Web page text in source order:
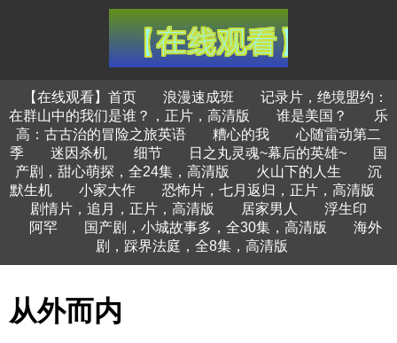
【在线观看】首页 浪漫速成班
记录片，绝境盟约：
在群山中的我们是谁？，正片，高清版
谁是美国？
乐
高：古古治的冒险之旅英语
糟心的我
心随雷动第二
季
迷因杀机 细节 日之丸灵魂~幕后的英雄~
国
产剧，甜心萌探，全24集，高清版
火山下的人生
沉
默生机
小家大作
恐怖片，七月返归，正片，高清版
剧情片，追月，正片，高清版
居家男人
浮生印
阿罕
国产剧，小城故事多，全30集，高清版
海外
剧，踩界法庭，全8集，高清版
从外而内